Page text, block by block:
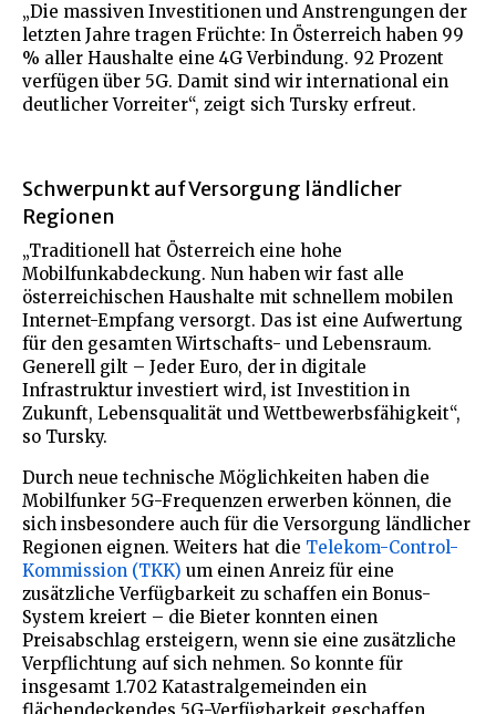
„Die massiven Investitionen und Anstrengungen der
letzten Jahre tragen Früchte: In Österreich haben 99
% aller Haushalte eine 4G Verbindung. 92 Prozent
verfügen über 5G. Damit sind wir international ein
deutlicher Vorreiter“, zeigt sich Tursky erfreut.
Schwerpunkt auf Versorgung ländlicher
Regionen
„Traditionell hat Österreich eine hohe
Mobilfunkabdeckung. Nun haben wir fast alle
österreichischen Haushalte mit schnellem mobilen
Internet-Empfang versorgt. Das ist eine Aufwertung
für den gesamten Wirtschafts- und Lebensraum.
Generell gilt – Jeder Euro, der in digitale
Infrastruktur investiert wird, ist Investition in
Zukunft, Lebensqualität und Wettbewerbsfähigkeit“,
so Tursky.
Durch neue technische Möglichkeiten haben die
Mobilfunker 5G-Frequenzen erwerben können, die
sich insbesondere auch für die Versorgung ländlicher
Regionen eignen. Weiters hat die Telekom-Control-
Kommission (TKK) um einen Anreiz für eine
zusätzliche Verfügbarkeit zu schaffen ein Bonus-
System kreiert – die Bieter konnten einen
Preisabschlag ersteigern, wenn sie eine zusätzliche
Verpflichtung auf sich nehmen. So konnte für
insgesamt 1.702 Katastralgemeinden ein